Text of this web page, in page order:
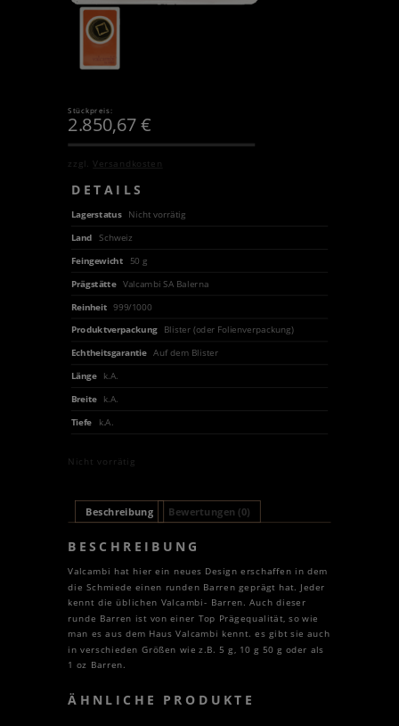
Stückpreis:
2.850,67€
zzgl.Versandkosten
DETAILS
Lagerstatus Nicht vorrätig
Land
Schweiz
Feingewicht
50 g
Prägstätte Valcambi SA Balerna
Reinheit 999/1000
Produktverpackung
Blister (oder Folienverpackung)
Echtheitsgarantie Auf dem Blister
Länge
k.A.
Breite
k.A.
Tiefe
k.A.
Nicht vorrätig
Beschreibung Bewertungen (0)
BESCHREIBUNG
Valcambi hat hier ein neues Design erschaffen in dem
die Schmiede einen runden Barren geprägt hat. Jeder
kennt die üblichen Valcambi- Barren. Auch dieser
runde Barren ist von einer Top Prägequalität, so wie
man es aus dem Haus Valcambi kennt. es gibt sie auch
in verschieden Größen wie z.B. 5 g, 10 g 50 g oder als
1 oz Barren.
ÄHNLICHE PRODUKTE